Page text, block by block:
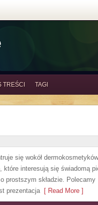
TREŚCI TAGI
się wokół
interesują się świadomą
prostszym składzie. Polecamy
prezentacja[ Read More ]